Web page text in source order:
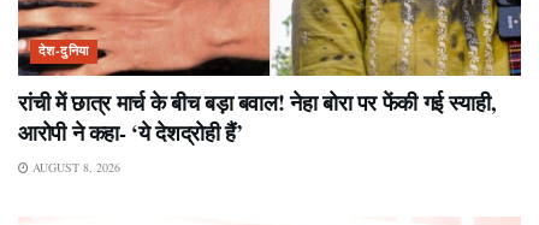
देश-दुनिया
रांची में छात्र मार्च के बीच बड़ा बवाल! नेहा बोरा पर फेंकी गई स्याही,
आरोपी ने कहा- ‘ये देशद्रोही हैं’
AUGUST 8, 2026